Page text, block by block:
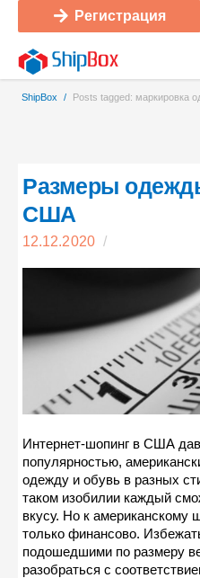
Регистрация
ShipBox / Posts tagged: маркировка
Размеры
США
12.12.2020 /
Интернет-шопинг в США
популярностью,
одежду и обувь в разных
таком изобилии каждый
вкусу. Но к американскому
только финансово.
подошедшими по размеру
разобраться с